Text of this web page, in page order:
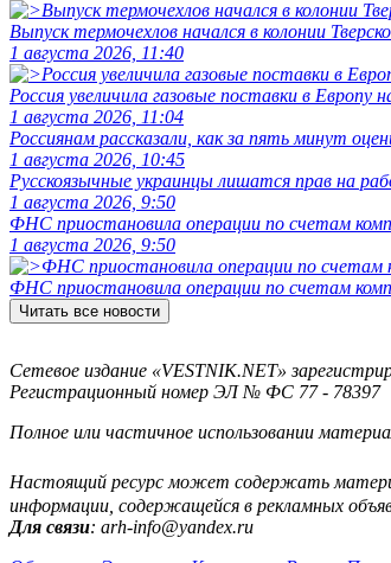
Выпуск термочехлов начался в колонии
1 августа 2026, 11:40
Россия увеличила газовые поставки в Европу
1 августа 2026, 11:04
Россиянам рассказали, как за пять минут
1 августа 2026, 10:45
Русскоязычные украинцы лишатся прав на
1 августа 2026, 9:50
ФНС приостановила операции по счетам
1 августа 2026, 9:50
ФНС приостановила операции по счетам
Читать все новости
Сетевое издание «VESTNIK.NET»
Регистрационный номер ЭЛ № ФС 77 - 78397
Полное или частичное использовании
Настоящий ресурс может содержать
информации, содержащейся в рекламных
Для связи: arh-info@yandex.ru